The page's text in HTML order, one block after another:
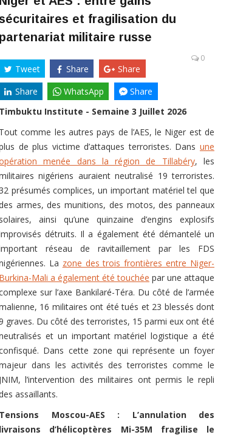
et fragilisation du
partenariat militaire russe
0
Tweet Share
Share
Share
WhatsApp
Share
Timbuktu Institute - Semaine 3 Juillet 2026
Tout comme les autres pays de l’AES, le Niger est de
de plus victime d’attaques terroristes. Dans une
menée dans la région de Tillabéry, les
nigériens auraient neutralisé 19 terroristes.
32 présumés complices, un important matériel tel que
armes, des munitions, des motos, des panneaux
solaires, ainsi qu’une quinzaine d’engins explosifs
détruits. Il a également été démantelé un
réseau de ravitaillement par les FDS
La zone des trois frontières entre Niger-
Burkina-Mali a également été touchée par une attaque
sur l’axe Bankilaré-Téra. Du côté de l’armée
16 militaires ont été tués et 23 blessés dont
graves. Du côté des terroristes, 15 parmi eux ont été
et un important matériel logistique a été
Dans cette zone qui représente un foyer
dans les activités des terroristes comme le
JNIM, l’intervention des militaires ont permis le repli
assaillants.
Tensions Moscou-AES : L’annulation des
livraisons d’hélicoptères Mi-35M fragilise le